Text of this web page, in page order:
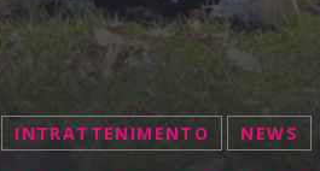
INTRATTENIMENTO NEWS